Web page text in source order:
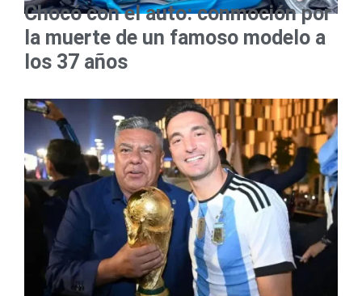
Chocó con el auto: conmoción por
la muerte de un famoso modelo a
los 37 años